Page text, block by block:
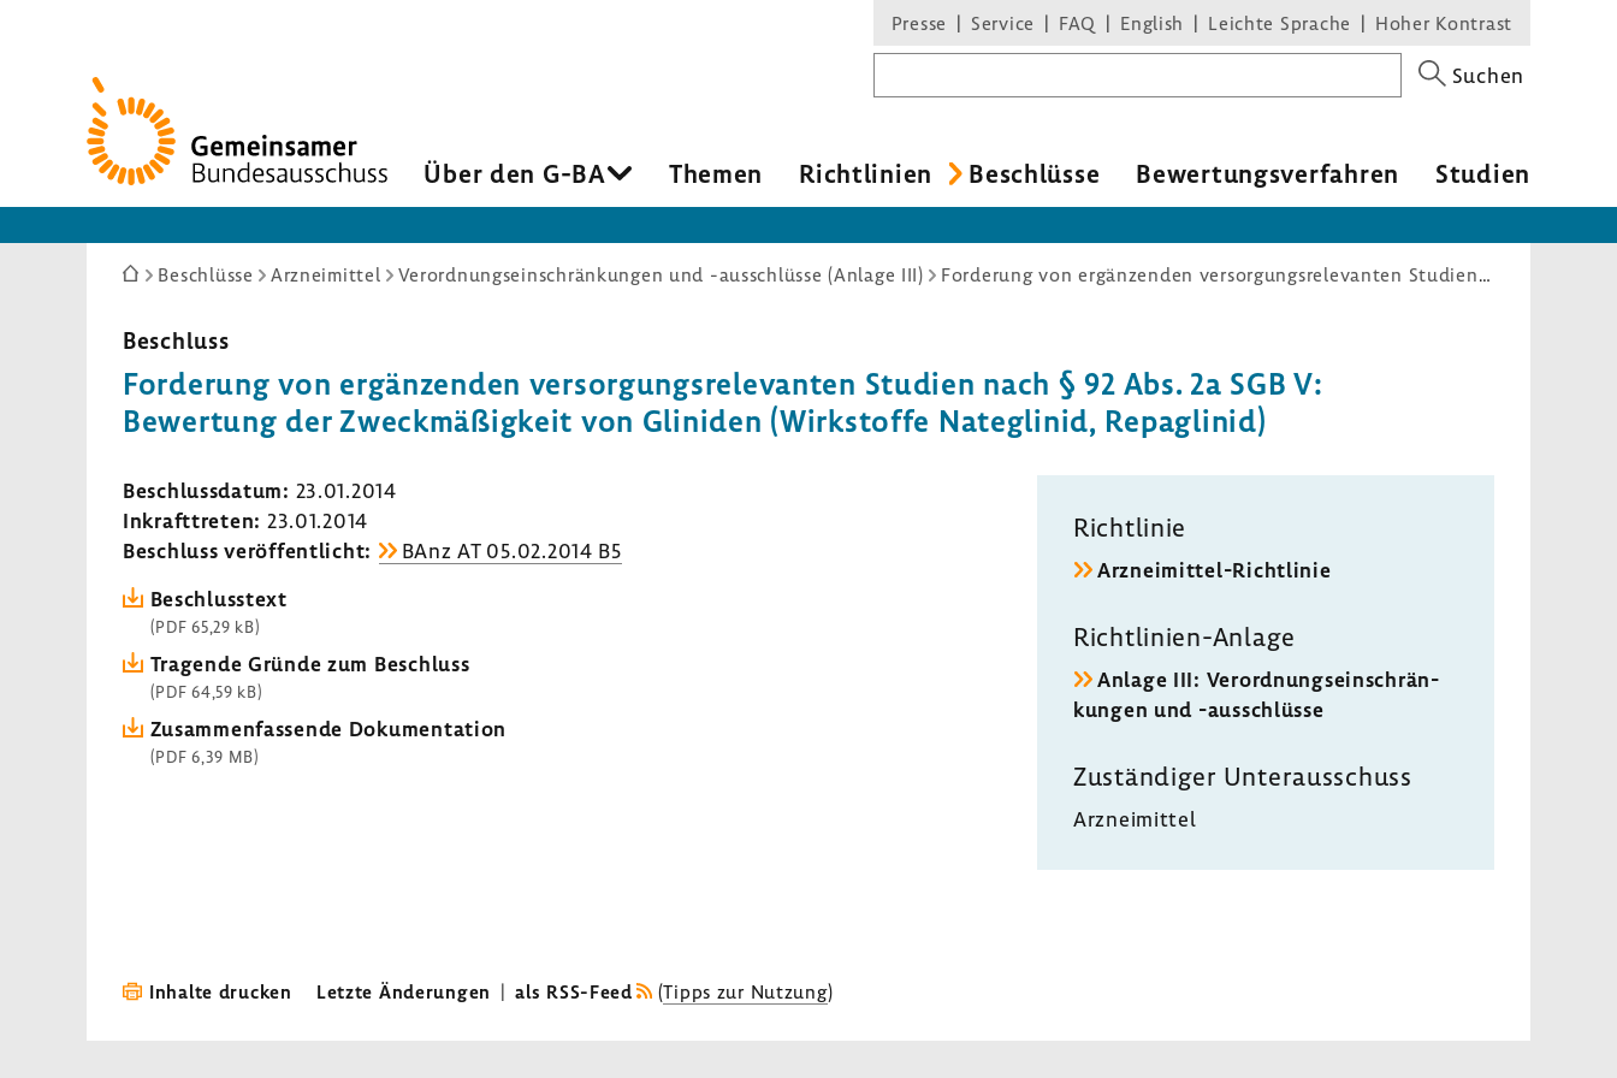
Zur
Startseite
Presse Service FAQ English Leichte Sprache Hoher Kontrast
Suchen
Über den G-BA Themen Richt­li­nien Beschlüsse Bewer­tungs­ver­fahren Studien
Sie
hier:
Beschlüsse Arzneimittel Verordnungseinschränkungen und -ausschlüsse (Anlage III) Forderung von ergänzenden versorgungsrelevanten Studien nach § 92 Abs. 2a SGB V: Bewertung der Zweckmäßigkeit von Gliniden (Wirkstoffe Nateglinid, Repaglinid)
Beschluss
Forde­rung von ergän­zenden versor­gungs­re­le­vanten Studien nach § 92 Abs. 2a SGB V:
Bewer­tung der Zweck­mä­ßig­keit von Glin­iden (Wirk­stoffe Nateg­linid, Repaglinid)
Beschluss­datum: 23.01.2014
Inkraft­treten: 23.01.2014
Beschluss veröf­fent­licht:
BAnz AT 05.02.2014 B5
Beschluss­text
(PDF 65,29 kB)
Tragende Gründe zum Beschluss
(PDF 64,59 kB)
Zusam­men­fas­sende Doku­men­ta­tion
(PDF 6,39 MB)
Richt­linie
Arzneimittel-​Richtlinie
Richtlinien-​Anlage
Anlage III: Verord­nungs­ein­schrän­
kungen und -​ausschlüsse
Zustän­diger Unter­aus­schuss
Arznei­mittel
Inhalte drucken Letzte Änderungen | als RSS-Feed (Tipps zur Nutzung)